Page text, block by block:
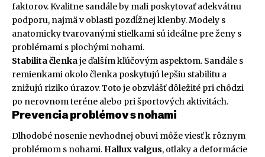
faktorov. Kvalitne sandále by mali poskytovať adekvátnu
podporu, najmä v oblasti pozdĺžnej klenby. Modely s
anatomicky tvarovanými stielkami sú ideálne pre ženy s
problémami s plochými nohami.
Stabilita členkaje ďalším kľúčovým aspektom. Sandále s
remienkami okolo členka poskytujú lepšiu stabilitu a
znižujú riziko úrazov. Toto je obzvlášť dôležité pri chôdzi
po nerovnom teréne alebo pri športových aktivitách.
Prevencia problémov s nohami
Dlhodobé nosenie nevhodnej obuvi môže viesť k rôznym
problémom s nohami. Hallux valgus, otlaky a deformácie